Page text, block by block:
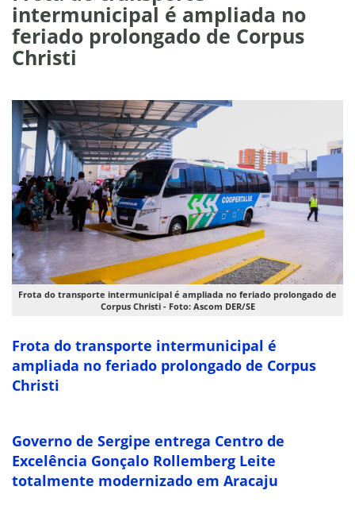
intermunicipal é ampliada no
feriado prolongado de Corpus
Christi
Frota do transporte intermunicipal é ampliada no feriado prolongado de
Corpus Christi - Foto: Ascom DER/SE
Frota do transporte intermunicipal é
ampliada no feriado prolongado de Corpus
Christi
Governo de Sergipe entrega Centro de
Excelência Gonçalo Rollemberg Leite
totalmente modernizado em Aracaju